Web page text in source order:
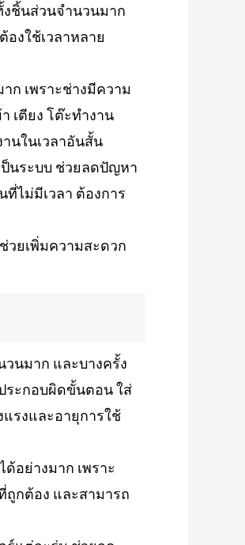
งชิ้นส่วนจำนวนมาก
งใช้เวลาหลาย
ก เพราะช่างมีความ
เตียง โต๊ะทำงาน
นในเวลาอันสั้น
นระบบ ช่วยลดปัญหา
ไม่มีเวลา ต้องการ
วยเพิ่มความสะดวก
นมาก และบางครั้ง
ระกอบผิดขั้นตอน ใส่
รงและอายุการใช้
อย่างมาก เพราะ
ถูกต้อง และสามารถ